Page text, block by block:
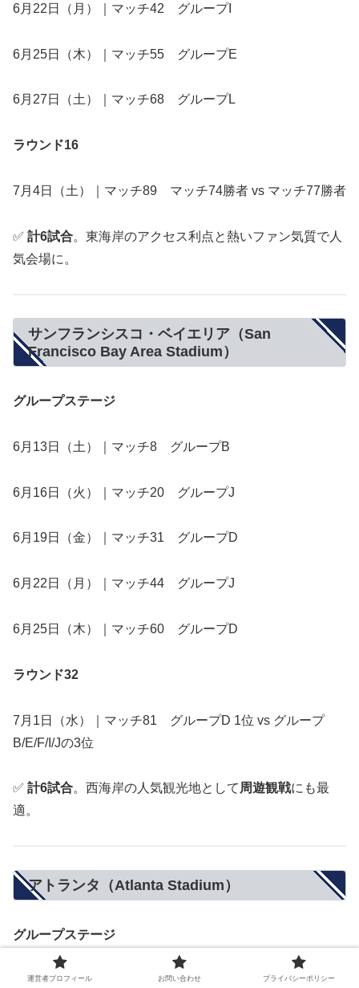
6月22日（月）｜マッチ42 グループI
6月25日（木）｜マッチ55 グループE
6月27日（土）｜マッチ68 グループL
ラウンド16
7月4日（土）｜マッチ89 マッチ74勝者 vs マッチ77勝者
✅ 計6試合。東海岸のアクセス利点と熱いファン気質で人
気会場に。
サンフランシスコ・ベイエリア（San
Francisco Bay Area Stadium）
グループステージ
6月13日（土）｜マッチ8 グループB
6月16日（火）｜マッチ20 グループJ
6月19日（金）｜マッチ31 グループD
6月22日（月）｜マッチ44 グループJ
6月25日（木）｜マッチ60 グループD
ラウンド32
7月1日（水）｜マッチ81 グループD 1位 vs グループ
B/E/F/I/Jの3位
✅ 計6試合。西海岸の人気観光地として 周遊観戦にも最
適。
アトランタ（Atlanta Stadium）
グループステージ
6月15日（月）｜マッチ14 グループH
運営者プロフィール お問い合わせ プライバシーポリシー